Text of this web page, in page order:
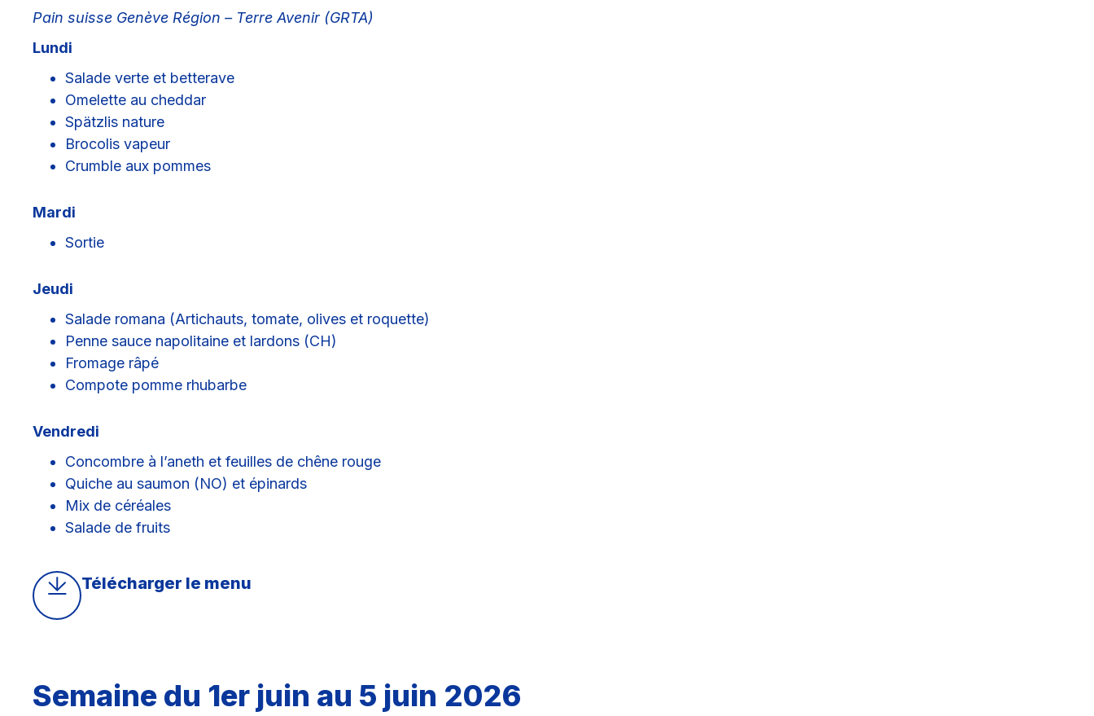
Pain suisse Genève Région – Terre Avenir (GRTA)
Lundi
Salade verte et betterave
Omelette au cheddar
Spätzlis nature
Brocolis vapeur
Crumble aux pommes
Mardi
Sortie
Jeudi
Salade romana (Artichauts, tomate, olives et roquette)
Penne sauce napolitaine et lardons (CH)
Fromage râpé
Compote pomme rhubarbe
Vendredi
Concombre à l’aneth et feuilles de chêne rouge
Quiche au saumon (NO) et épinards
Mix de céréales
Salade de fruits
Télécharger le menu
Semaine du 1er juin au 5 juin 2026